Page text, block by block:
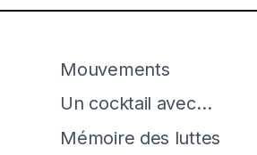
Mouvements
Un cocktail avec…
Mémoire des luttes